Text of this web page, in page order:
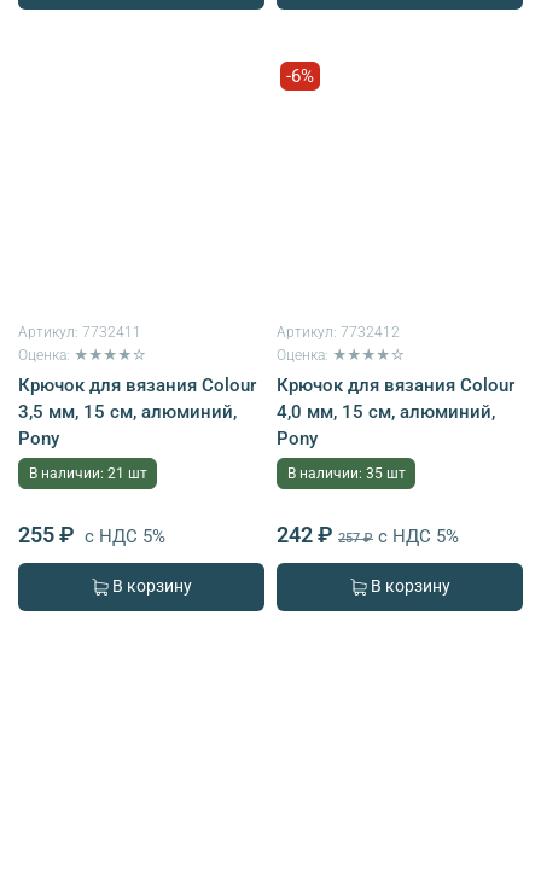
Артикул: 7732411
Оценка: ★★★★☆
Крючок для вязания Colour
3,5 мм, 15 см, алюминий,
Pony
В наличии: 21 шт
255 ₽ с НДС 5%
В корзину
-6%
Артикул: 7732412
Оценка: ★★★★☆
Крючок для вязания Colour
4,0 мм, 15 см, алюминий,
Pony
В наличии: 35 шт
242 ₽ 257 ₽ с НДС 5%
В корзину